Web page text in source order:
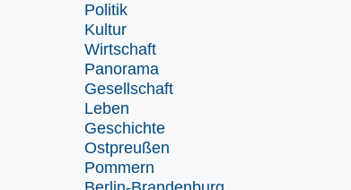
Politik
Kultur
Wirtschaft
Panorama
Gesellschaft
Leben
Geschichte
Ostpreußen
Pommern